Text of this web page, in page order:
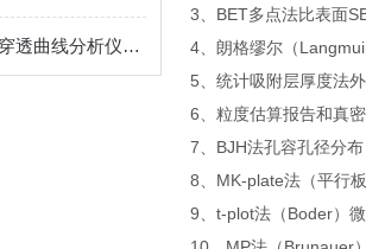
揭秘多组分吸附穿透曲线分析仪：关键部件全解析
3、BET多点法比表
4、朗格缪尔（
5、统计吸附层厚度法
6、粒度估算报告和真
7、BJH法孔容孔径分
8、MK-plate法（平行
9、t-plot法（Boder）